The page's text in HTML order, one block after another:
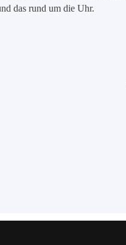
das rund um die Uhr.